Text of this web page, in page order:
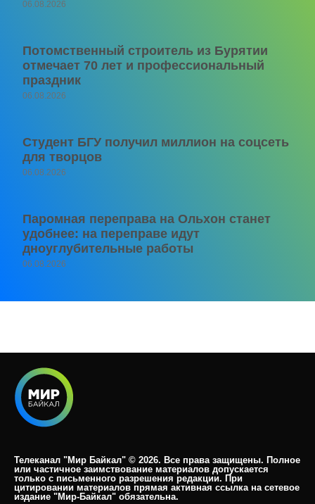
06.08.2026
Потомственный строитель из Бурятии
отмечает 70 лет и профессиональный
праздник
06.08.2026
Студент БГУ получил миллион на соцсеть
для творцов
06.08.2026
Паромная переправа на Ольхон станет
удобнее: на переправе идут
дноуглубительные работы
06.08.2026
Телеканал "Мир Байкал" © 2026. Все права защищены. Полное
или частичное заимствование материалов допускается
только с письменного разрешения редакции. При
цитировании материалов прямая активная ссылка на сетевое
издание "Мир-Байкал" обязательна.​